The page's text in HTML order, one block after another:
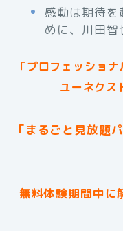
感動は期待
めに、川田智
「プロフェッショ
ユーネクス
「まるごと見放題
無料体験期間中に